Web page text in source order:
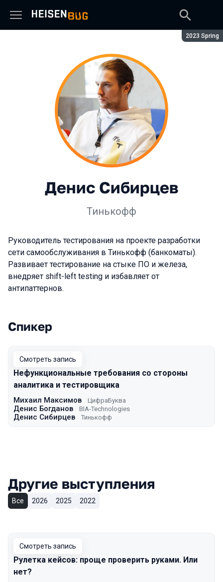
Сезон:
2023 Spring
Денис Сибирцев
Тинькофф
Руководитель тестирования на проекте разработки
сети самообслуживания в Тинькофф (банкоматы).
Развивает тестирование на стыке ПО и железа,
внедряет shift-left testing и избавляет от
антипаттернов.
Выступления в сезоне 2023 Spring
Спикер
Смотреть запись
Нефункциональные требования со стороны
аналитика и тестировщика
Михаил Максимов ЦифраБуква
Денис Богданов BIA-Technologies
Денис Сибирцев Тинькофф
Другие выступления
Все 2026 2025 2022
Смотреть запись
Рулетка кейсов: проще проверить руками. Или
нет?